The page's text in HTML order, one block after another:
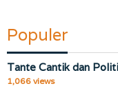
Populer
Tante Cantik dan
1,066 views